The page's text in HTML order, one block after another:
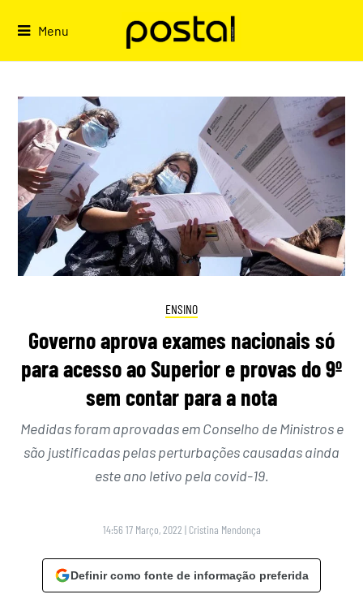
Menu
ENSINO
Governo aprova exames nacionais só
para acesso ao Superior e provas do 9º
sem contar para a nota
Medidas foram aprovadas em Conselho de Ministros e
são justificadas pelas perturbações causadas ainda
este ano letivo pela covid-19.
14:56 17 Março, 2022 | Cristina Mendonça
Definir como fonte de informação preferida